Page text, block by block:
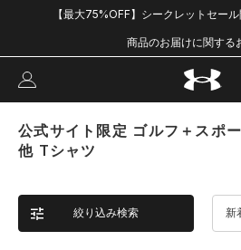
【最大75%OFF】シークレットセー
商品のお届けに関する
公式サイト限定 ゴルフ＋スポ
他 Tシャツ
絞り込み検索 新